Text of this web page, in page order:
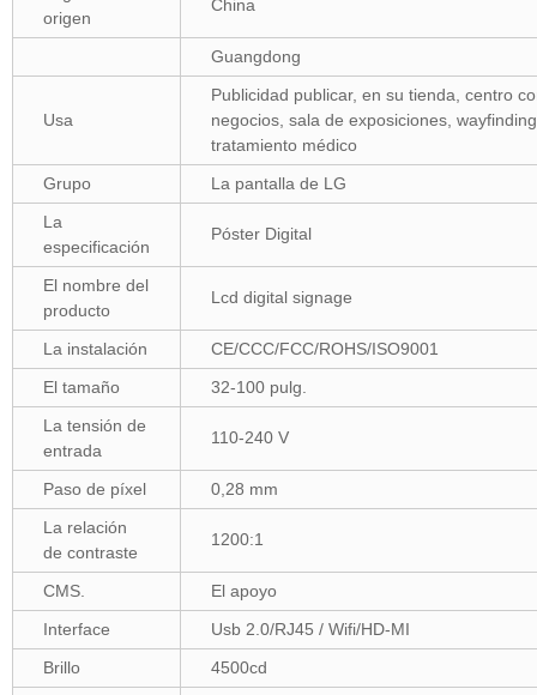
origen
China
Guangdong
Usa
Publicidad publicar, en su tienda, centro
negocios, sala de exposiciones,
tratamiento médico
Grupo
La pantalla de LG
La
especificación
Póster Digital
El nombre del
producto
Lcd digital signage
La instalación
CE/CCC/FCC/ROHS/ISO9001
El tamaño
32-100 pulg.
La tensión de
entrada
110-240 V
Paso de píxel
0,28 mm
La relación
de contraste
1200:1
CMS.
El apoyo
Interface
Usb 2.0/RJ45 / Wifi/HD-MI
Brillo
4500cd